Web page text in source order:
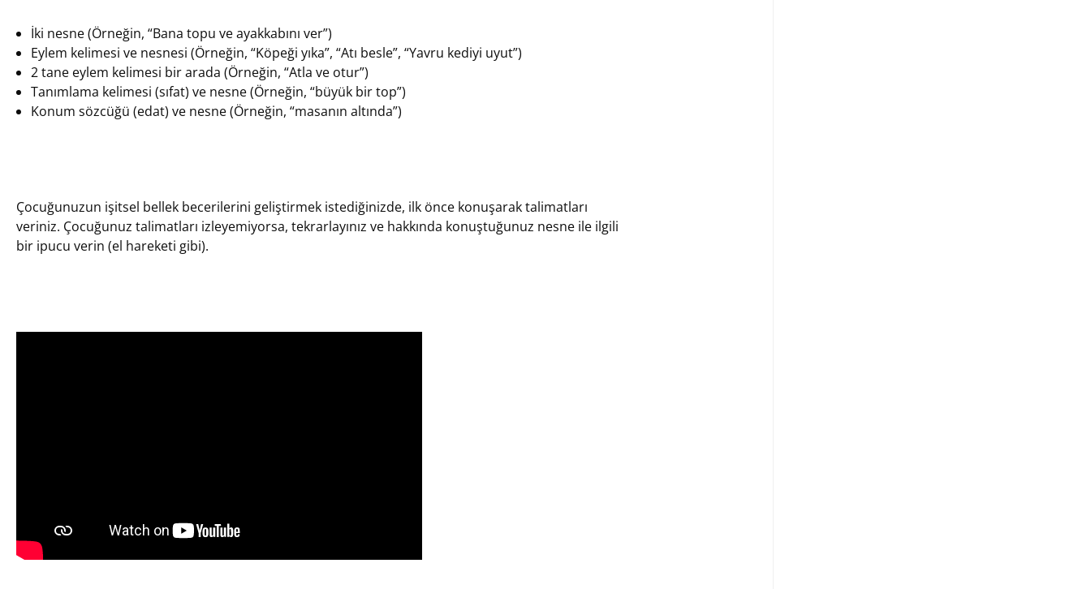
İki nesne (Örneğin, “Bana topu veayakkabını ver”)
Eylem kelimesi ve nesnesi (Örneğin, “Köpeği yıka”, “Atı besle”, “Yavru kediyi uyut”)
2 tane eylem kelimesi bir arada (Örneğin, “Atla ve otur”)
Tanımlama kelimesi (sıfat) ve nesne (Örneğin, “büyük bir top”)
Konum sözcüğü (edat) ve nesne (Örneğin, “masanın altında”)
Çocuğunuzun işitsel bellek becerilerini geliştirmek istediğinizde, ilk önce konuşarak talimatları
veriniz. Çocuğunuz talimatları izleyemiyorsa, tekrarlayınız ve hakkında konuştuğunuz nesne ile ilgili
bir ipucu verin (el hareketi gibi).